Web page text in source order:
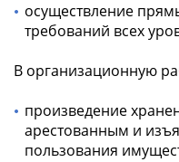
осуществление
требований всех
В организационную
произведение
арестованным и
пользования